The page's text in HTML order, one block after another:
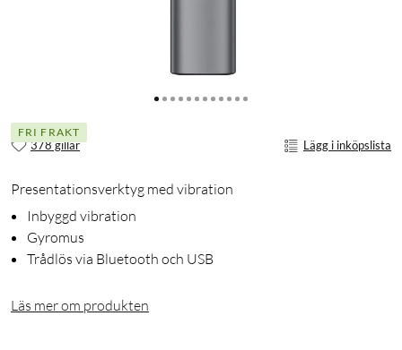
FRI FRAKT
378 gillar Lägg i inköpslista
Presentationsverktyg med vibration
Inbyggd vibration
Gyromus
Trådlös via Bluetooth och USB
Läs mer om produkten